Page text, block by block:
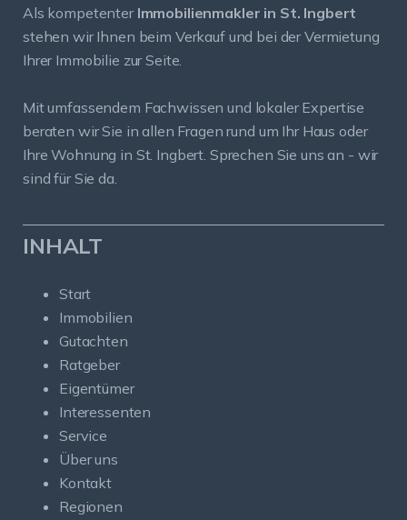
Als kompetenter Immobilienmakler in St. Ingbert
stehen wir Ihnen beim Verkauf und bei der Vermietung
Ihrer Immobilie zur Seite.
Mit umfassendem Fachwissen und lokaler Expertise
beraten wir Sie in allen Fragen rund um Ihr Haus oder
Ihre Wohnung in St. Ingbert. Sprechen Sie uns an - wir
sind für Sie da.
INHALT
Start
Immobilien
Gutachten
Ratgeber
Eigentümer
Interessenten
Service
Über uns
Kontakt
Regionen